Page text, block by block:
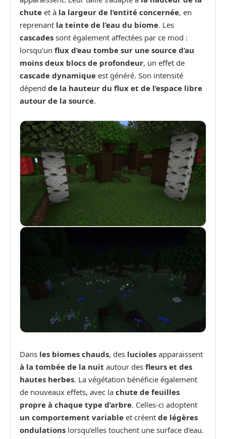
chute et à la largeur de l’entité concernée, en
reprenant la teinte de l’eau du biome. Les
cascades sont également affectées par ce mod :
lorsqu’un flux d’eau tombe sur une source d’au
moins deux blocs de profondeur, un effet de
cascade dynamique est généré. Son intensité
dépend de la hauteur du flux et de l’espace libre
autour de la source.
Dans les biomes chauds, des lucioles apparaissent
à la tombée de la nuit autour des fleurs et des
hautes herbes. La végétation bénéficie également
de nouveaux effets, avec la chute de feuilles
propre à chaque type d’arbre. Celles-ci adoptent
un comportement variable et créent de légères
ondulations lorsqu’elles touchent une surface d’eau.